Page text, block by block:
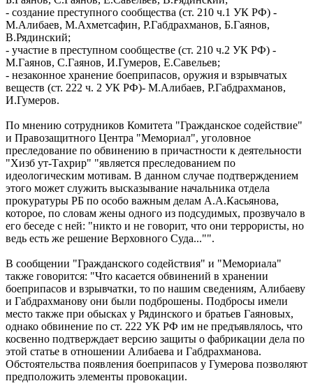
- создание преступного сообщества (ст. 210 ч.1 УК РФ) -
М.Алибаев, М.Ахметсафин, Р.Габдрахманов, Б.Гаянов,
В.Рядинский;
- участие в преступном сообществе (ст. 210 ч.2 УК РФ) -
М.Гаянов, С.Гаянов, И.Гумеров, Е.Савельев;
- незаконное хранение боеприпасов, оружия и взрывчатых
веществ (ст. 222 ч. 2 УК РФ)- М.Алибаев, Р.Габдрахманов,
И.Гумеров.
По мнению сотрудников Комитета "Гражданское содействие"
и Правозащитного Центра "Мемориал", уголовное
преследование по обвинению в причастности к деятельности
"Хизб ут-Тахрир" "является преследованием по
идеологическим мотивам. В данном случае подтверждением
этого может служить высказывание начальника отдела
прокуратуры РБ по особо важным делам А.А.Касьянова,
которое, по словам жены одного из подсудимых, прозвучало в
его беседе с ней: "никто и не говорит, что они террористы, но
ведь есть же решение Верховного Суда..."".
В сообщении "Гражданского содействия" и "Мемориала"
также говорится: "Что касается обвинений в хранении
боеприпасов и взрывчатки, то по нашим сведениям, Алибаеву
и Габдрахманову они были подброшены. Подбросы имели
место также при обысках у Рядинского и братьев Гаяновых,
однако обвинение по ст. 222 УК РФ им не предъявлялось, что
косвенно подтверждает версию защиты о фабрикации дела по
этой статье в отношении Алибаева и Габдрахманова.
Обстоятельства появления боеприпасов у Гумерова позволяют
предположить элементы провокации.